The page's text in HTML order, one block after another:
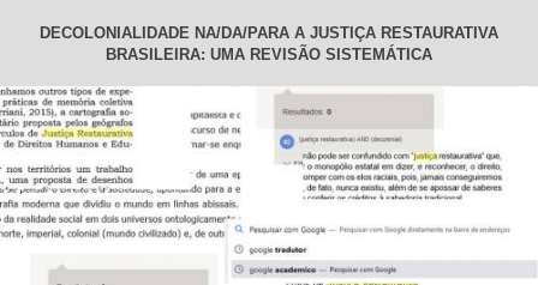
DECOLONIALIDADE NA/DA/PARA A JUSTIÇA RESTAURATIVA
BRASILEIRA: UMA REVISÃO SISTEMÁTICA